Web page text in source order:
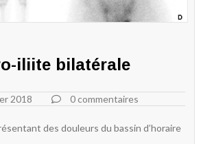
iliite bilatérale
2018 0 commentaires
des douleurs du bassin d’horaire